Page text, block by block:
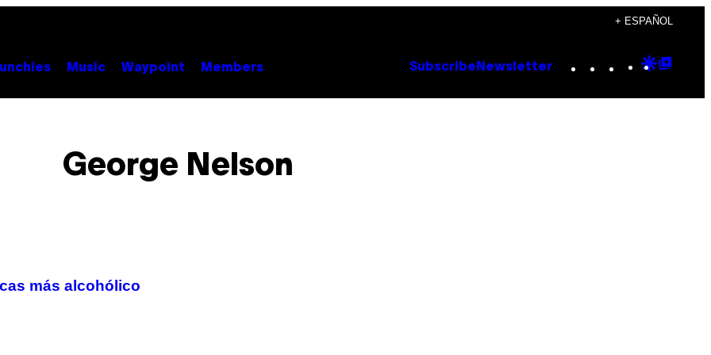
+ ESPAÑOL
Music Waypoint Members Subscribe Newsletter Instagram
TikTok
YouTube
Google
George Nelson
más alcohólico